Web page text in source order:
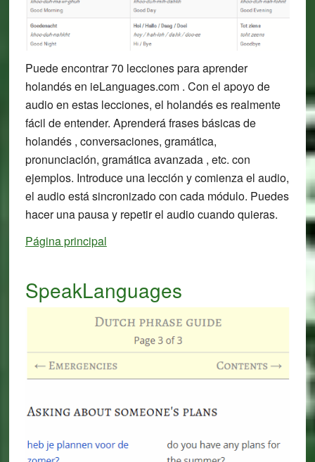
Puede encontrar 70 lecciones para aprender
holandés en ieLanguages.com . Con el apoyo de
audio en estas lecciones, el holandés es realmente
fácil de entender. Aprenderá frases básicas de
holandés , conversaciones, gramática,
pronunciación, gramática avanzada , etc. con
ejemplos. Introduce una lección y comienza el audio,
el audio está sincronizado con cada módulo. Puedes
hacer una pausa y repetir el audio cuando quieras.
Página principal
SpeakLanguages